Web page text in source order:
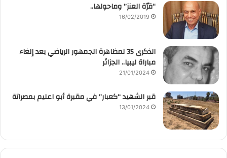
“قرّة العنز” وماحولها..
16/02/2019
الذكرى 35 لمظاهرة الجمهور الرياضي بعد إلغاء
مباراة ليبيا.. الجزائر
21/01/2024
قبر الشهيد “كعبار” في مقبرة أبو اعليم بمصراتة
13/01/2024